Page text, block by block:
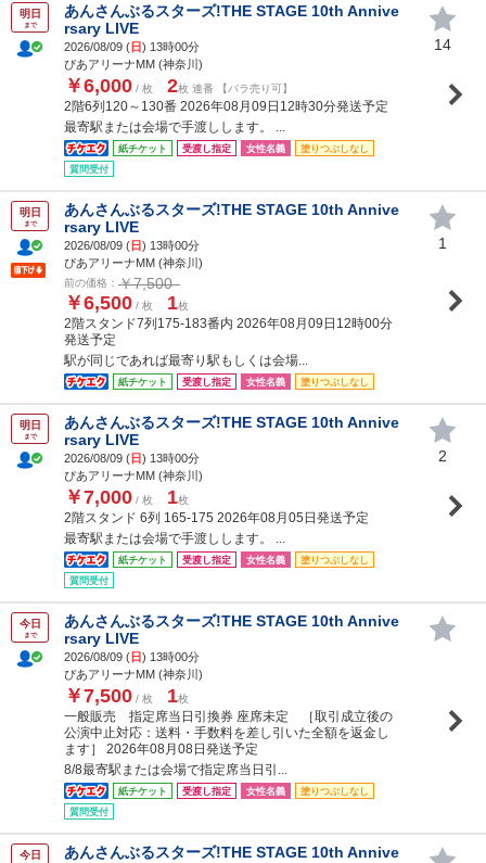
明日
まで
あんさんぶるスターズ!THE STAGE 10th Annive
rsary LIVE
2026/08/09 (日) 13時00分
ぴあアリーナMM (神奈川)
￥6,000 / 枚 2枚 連番 【バラ売り可】
2階6列120～130番 2026年08月09日12時30分発送予定
最寄駅または会場で手渡しします。 ...
紙チケット 受渡し指定 女性名義
塗りつぶしなし
質問受付
14
明日
まで
あんさんぶるスターズ!THE STAGE 10th Annive
rsary LIVE
2026/08/09 (日) 13時00分
ぴあアリーナMM (神奈川)
前の価格： ￥7,500
￥6,500 / 枚 1枚
2階スタンド7列175-183番内 2026年08月09日12時00分
発送予定
駅が同じであれば最寄り駅もしくは会場...
紙チケット 受渡し指定 女性名義 塗りつぶしなし
1
明日
まで
あんさんぶるスターズ!THE STAGE 10th Annive
rsary LIVE
2026/08/09 (日) 13時00分
ぴあアリーナMM (神奈川)
￥7,000 / 枚 1枚
2階スタンド 6列 165-175 2026年08月05日発送予定
最寄駅または会場で手渡しします。 ...
紙チケット 受渡し指定 女性名義
塗りつぶしなし
質問受付
2
今日
まで
あんさんぶるスターズ!THE STAGE 10th Annive
rsary LIVE
2026/08/09 (日) 13時00分
ぴあアリーナMM (神奈川)
￥7,500 / 枚 1枚
一般販売 指定席当日引換券 座席未定 ［取引成立後の
公演中止対応：送料・手数料を差し引いた全額を返金し
ます］ 2026年08月08日発送予定
8/8最寄駅または会場で指定席当日引...
紙チケット 受渡し指定 女性名義
塗りつぶしなし
質問受付
今日
あんさんぶるスターズ!THE STAGE 10th Annive